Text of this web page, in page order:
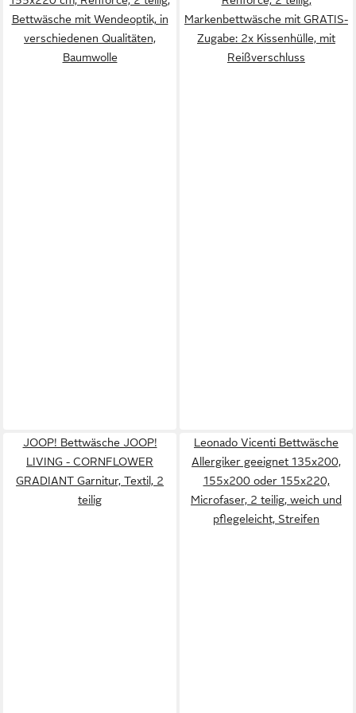
Bettwäsche mit Wendeoptik, in
verschiedenen Qualitäten,
Baumwolle
Markenbettwäsche mit GRATIS-
Zugabe: 2x Kissenhülle, mit
Reißverschluss
JOOP! Bettwäsche JOOP!
LIVING - CORNFLOWER
GRADIANT Garnitur, Textil, 2
teilig
Leonado Vicenti Bettwäsche
Allergiker geeignet 135x200,
155x200 oder 155x220,
Microfaser, 2 teilig, weich und
pflegeleicht, Streifen